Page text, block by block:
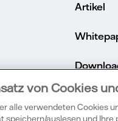
Artikel
von Cookies
alle verwendeten Cookies
speichern/auslesen und